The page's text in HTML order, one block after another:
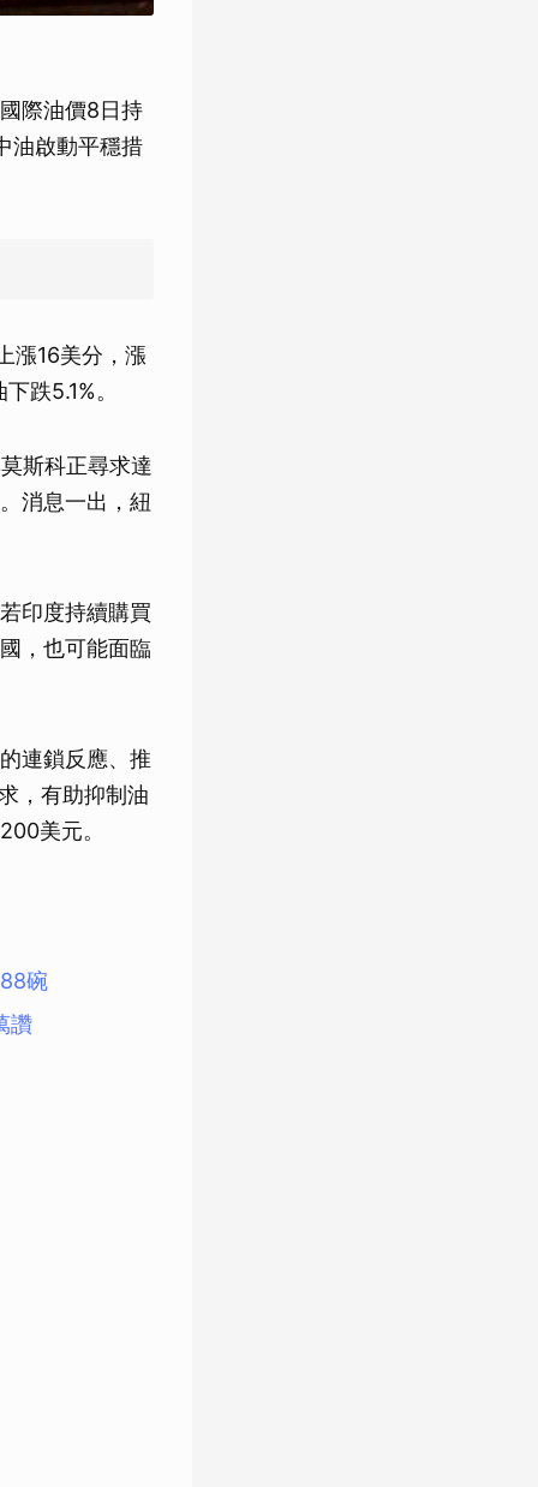
際油價8日持
油啟動平穩措
漲16美分，漲
跌5.1%。
斯科正尋求達
消息一出，紐
印度持續購買
，也可能面臨
連鎖反應、推
，有助抑制油
美元。
碗
讚